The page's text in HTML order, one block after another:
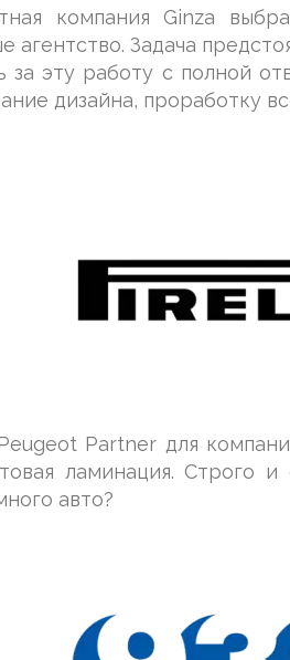
компания Ginza
агентство. Задача
за эту работу с полной
дизайна, проработку
Partner для
ламинация. Строго
авто?